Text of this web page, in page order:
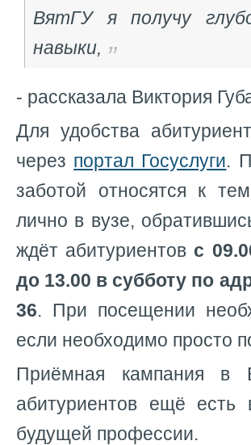
ВятГУ я получу
навыки,
- рассказала Виктория
Для удобства
через портал Госуслуги.
заботой относятся к
лично в вузе,
ждёт абитуриентов с
до 13.00 в субботу по
36. При посещении
если необходимо просто
Приёмная кампания
абитуриентов ещё
будущей профессии.